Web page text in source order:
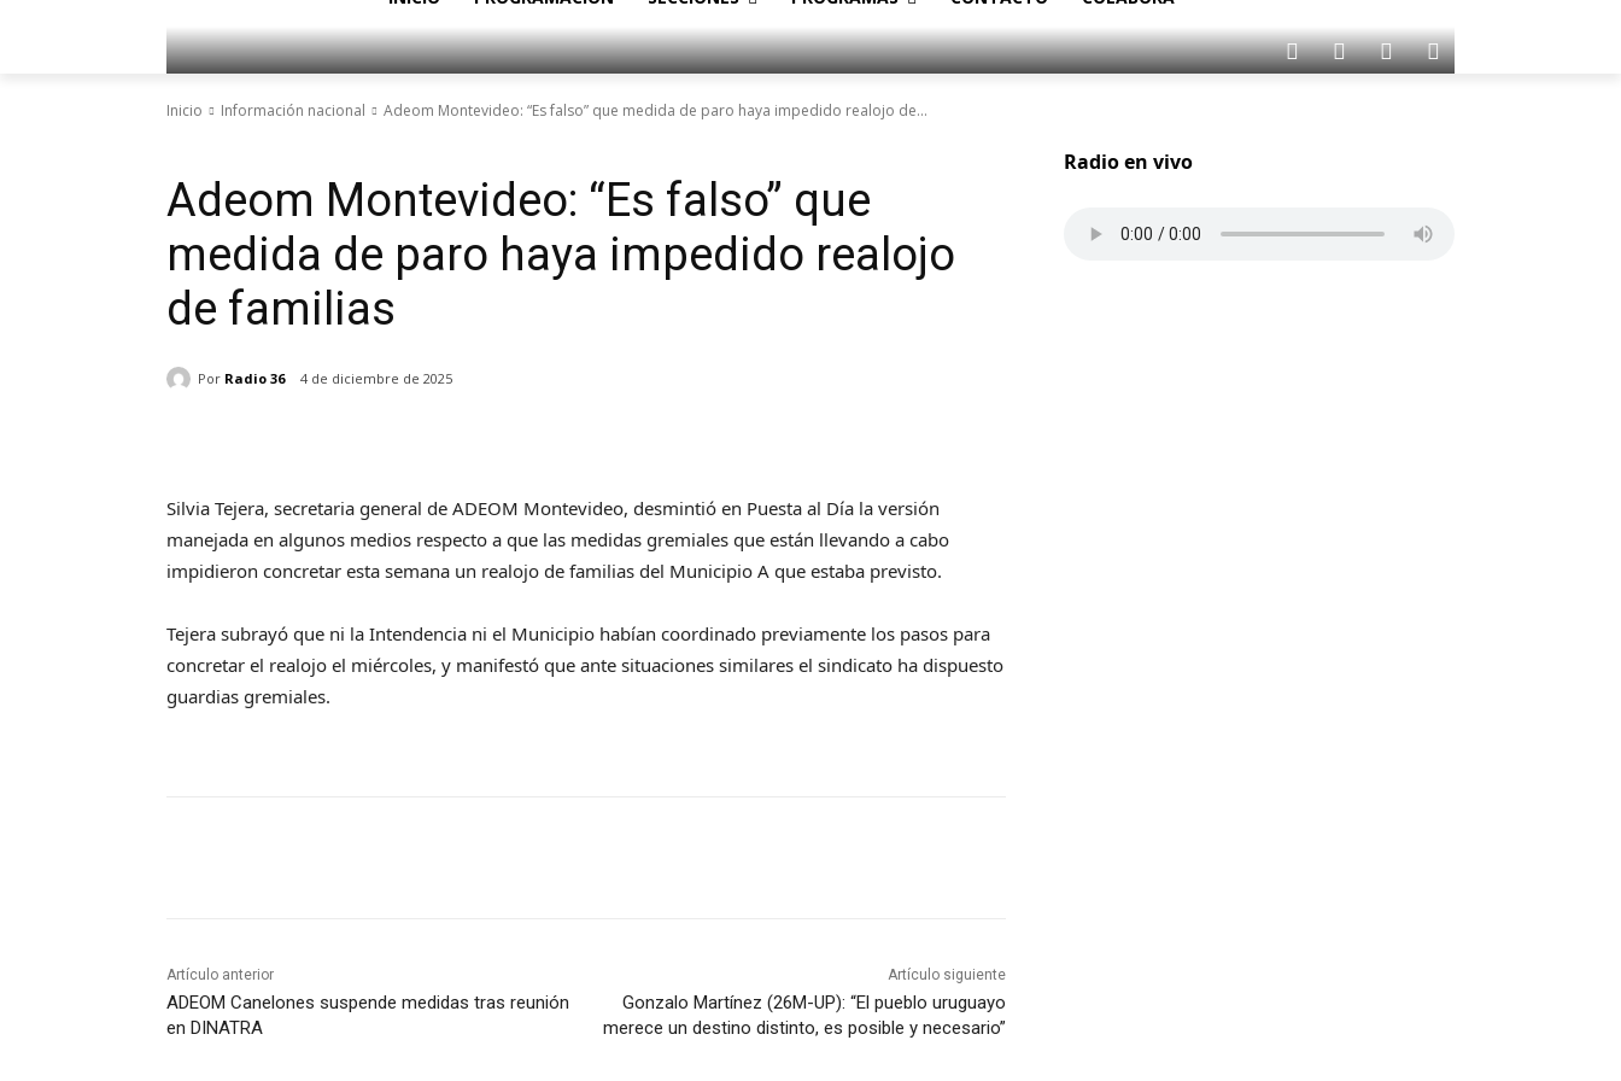
Inicio Información nacional Adeom Montevideo: “Es falso” que medida de paro haya impedido realojo de...
Adeom Montevideo: “Es falso” que
medida de paro haya impedido realojo
de familias
Por Radio 36 4 de diciembre de 2025
Silvia Tejera, secretaria general de ADEOM Montevideo, desmintió en Puesta al Día la versión
manejada en algunos medios respecto a que las medidas gremiales que están llevando a cabo
impidieron concretar esta semana un realojo de familias del Municipio A que estaba previsto.
Tejera subrayó que ni la Intendencia ni el Municipio habían coordinado previamente los pasos para
concretar el realojo el miércoles, y manifestó que ante situaciones similares el sindicato ha dispuesto
guardias gremiales.
Artículo anterior
ADEOM Canelones suspende medidas tras reunión
en DINATRA
Artículo siguiente
Gonzalo Martínez (26M-UP): “El pueblo uruguayo
merece un destino distinto, es posible y necesario”
Radio en vivo